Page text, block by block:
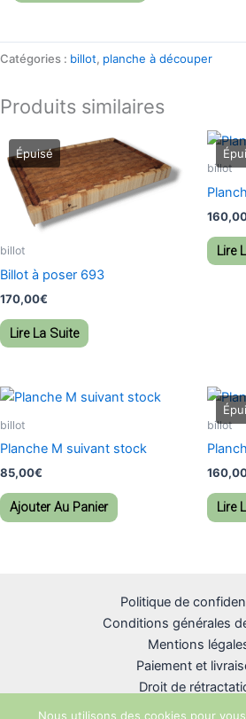
Catégories : billot, planche à découper
Produits similaires
billot
Billot à poser 693
170,00€
Lire La Suite
billot
Lire
billot
Planche M suivant stock
85,00€
Ajouter Au Panier
billot
Lire
Politique de
Conditions générales
Mentions
Paiement et
Droit de
Nous utilisons des cookies pour